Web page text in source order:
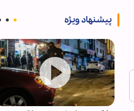
پیشنهاد ویژه